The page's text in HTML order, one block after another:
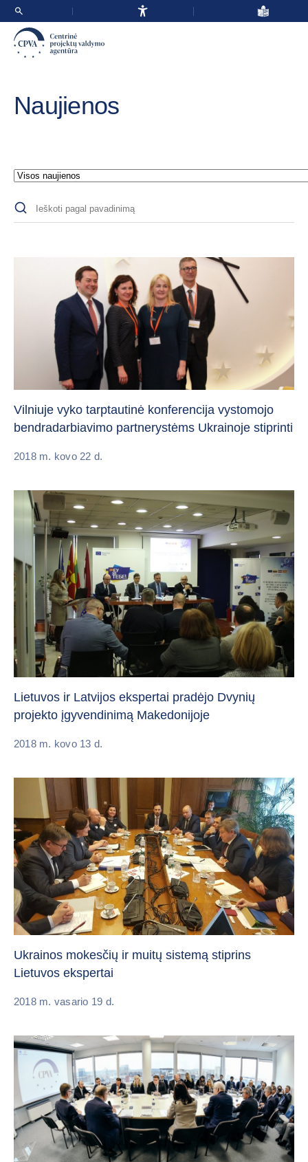
Naujienos
Vilniuje vyko tarptautinė konferencija vystomojo
bendradarbiavimo partnerystėms Ukrainoje stiprinti
2018 m. kovo 22 d.
Lietuvos ir Latvijos ekspertai pradėjo Dvynių
projekto įgyvendinimą Makedonijoje
2018 m. kovo 13 d.
Ukrainos mokesčių ir muitų sistemą stiprins
Lietuvos ekspertai
2018 m. vasario 19 d.